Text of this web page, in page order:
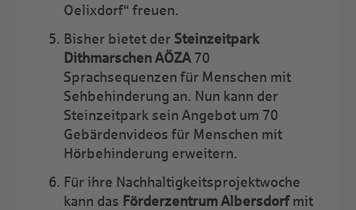
Oelixdorf“ freuen.
Bisher bietet derSteinzeitpark
Dithmarschen AÖZA70
Sprachsequenzen für Menschen mit
Sehbehinderung an. Nun kann der
Steinzeitpark sein Angebot um 70
Gebärdenvideos für Menschen mit
Hörbehinderung erweitern.
Für ihre Nachhaltigkeitsprojektwoche
kann das Förderzentrum Albersdorfmit